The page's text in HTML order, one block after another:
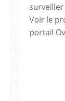
Voir le
portail